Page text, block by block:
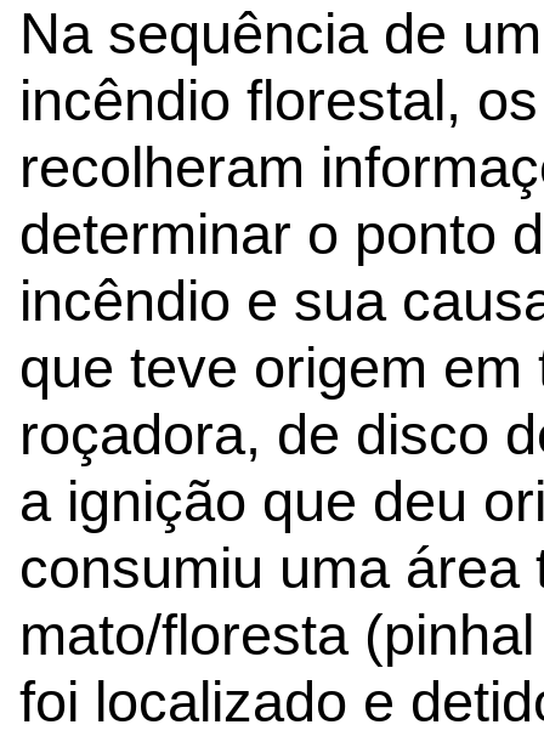
Na sequência de
incêndio florestal,
recolheram
determinar o ponto
incêndio e sua
que teve origem
roçadora, de disco
a ignição que deu
consumiu uma
mato/floresta
foi localizado e